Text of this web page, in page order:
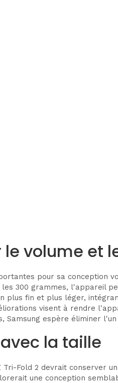
volume et
pour sa conception
300 grammes, l'appareil
plus fin et plus léger,
visent à rendre
Samsung espère éliminer
la taille
Fold 2 devrait conserver
une conception